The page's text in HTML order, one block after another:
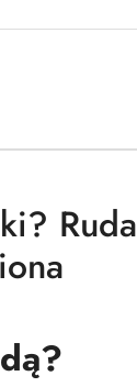
Ruda